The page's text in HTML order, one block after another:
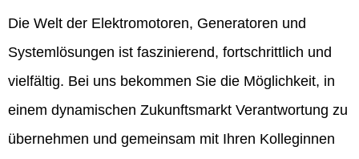
Die Welt der Elektromotoren, Generatoren und
Systemlösungen ist faszinierend, fortschrittlich und
vielfältig. Bei uns bekommen Sie die Möglichkeit, in
einem dynamischen Zukunftsmarkt Verantwortung zu
übernehmen und gemeinsam mit Ihren Kolleginnen